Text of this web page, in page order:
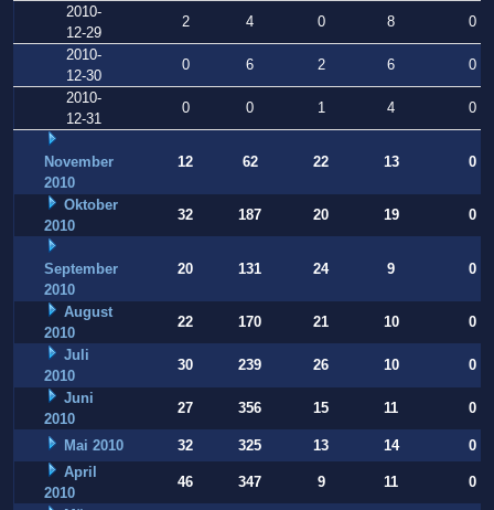
2010-
12-29
2 4 0 8
0
2010-
12-30
0 6 2 6
0
2010-
12-31
0 0 1 4 0
November
2010
12 62 22 13 0
Oktober
2010
32 187 20 19 0
September
2010
20 131 24 9 0
August
2010
22 170 21 10
0
Juli
2010
30 239 26 10
0
Juni
2010
27 356 15 11 0
Mai 2010 32 325 13 14
0
April
2010
46 347 9 11
0